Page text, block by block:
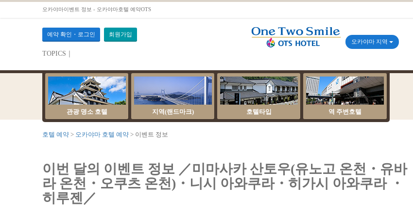
오카야마이벤트 정보 - 오카야마호텔 예약OTS
예약 확인・로그인 회원가입
TOPICS｜
오카야마 지역
관광 명소 호텔 지역(랜드마크) 호텔타입 역 주변호텔
호텔 예약 오카야마 호텔 예약 이벤트 정보
이번 달의 이벤트 정보 ／미마사카 산토우(유노고 온천・유바
라 온천・오쿠츠 온천)・니시 아와쿠라・히가시 아와쿠라 ・
히루젠／